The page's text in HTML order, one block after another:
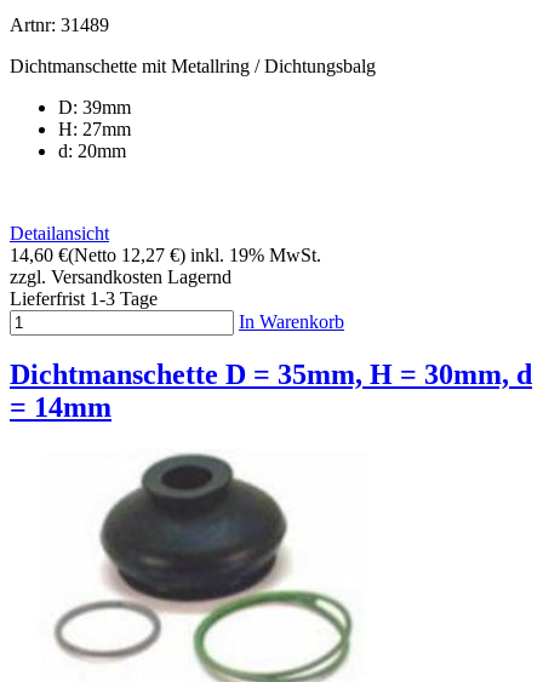
Artnr: 31489
Dichtmanschette mit Metallring / Dichtungsbalg
D: 39mm
H: 27mm
d: 20mm
Detailansicht
14,60 €(Netto 12,27 €) inkl. 19% MwSt.
zzgl. Versandkosten Lagernd
Lieferfrist 1-3 Tage
In Warenkorb
Dichtmanschette D = 35mm, H = 30mm, d
= 14mm